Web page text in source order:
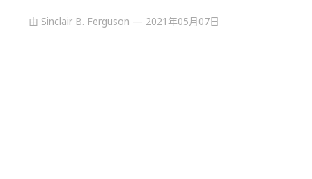
由 Sinclair B. Ferguson — 2021年05月07日